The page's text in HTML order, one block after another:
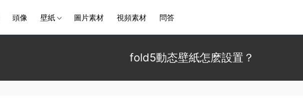
頭像 壁紙 圖片素材 視頻素材 問答
fold5動态壁紙怎麽設置？